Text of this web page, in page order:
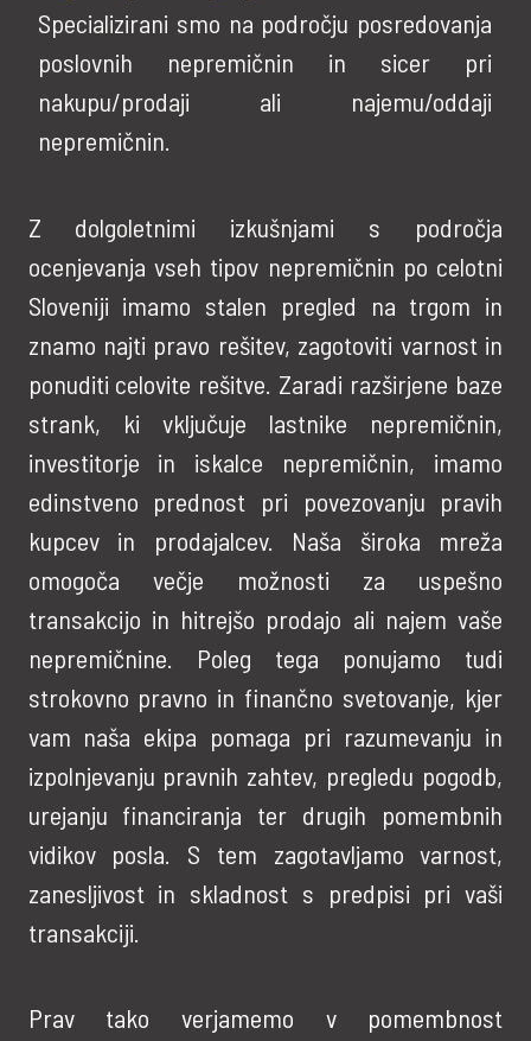
Specializirani smo na področju posredovanja
poslovnih nepremičnin in sicer pri
nakupu/prodaji ali najemu/oddaji
nepremičnin.
Z dolgoletnimi izkušnjami s področja
ocenjevanja vseh tipov nepremičnin po celotni
Sloveniji imamo stalen pregled na trgom in
znamo najti pravo rešitev, zagotoviti varnost in
ponuditi celovite rešitve. Zaradi razširjene baze
strank, ki vključuje lastnike nepremičnin,
investitorje in iskalce nepremičnin, imamo
edinstveno prednost pri povezovanju pravih
kupcev in prodajalcev. Naša široka mreža
omogoča večje možnosti za uspešno
transakcijo in hitrejšo prodajo ali najem vaše
nepremičnine. Poleg tega ponujamo tudi
strokovno pravno in finančno svetovanje, kjer
vam naša ekipa pomaga pri razumevanju in
izpolnjevanju pravnih zahtev, pregledu pogodb,
urejanju financiranja ter drugih pomembnih
vidikov posla. S tem zagotavljamo varnost,
zanesljivost in skladnost s predpisi pri vaši
transakciji.
Prav tako verjamemo v pomembnost